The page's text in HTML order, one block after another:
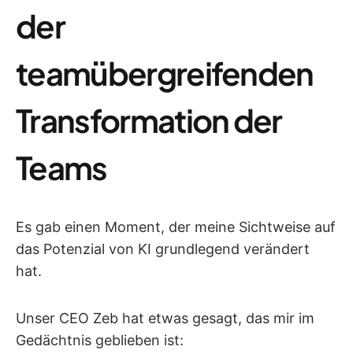
der
teamübergreifenden
Transformation der
Teams
Es gab einen Moment, der meine Sichtweise auf
das Potenzial von KI grundlegend verändert
hat.
Unser CEO Zeb hat etwas gesagt, das mir im
Gedächtnis geblieben ist: